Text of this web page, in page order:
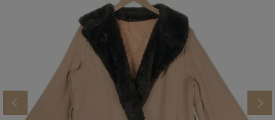
ご利用ガイド International Shipping
店舗紹介 特集一覧
ブランドから探す スタッフコーディネート